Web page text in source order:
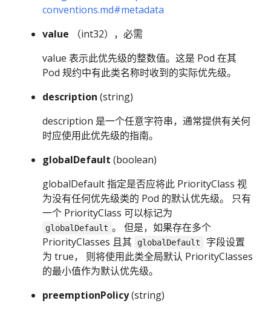
conventions.md#metadata
value （int32），必需
value 表示此优先级的整数值。这是 Pod 在其
Pod 规约中有此类名称时收到的实际优先级。
description (string)
description 是一个任意字符串，通常提供有关何
时应使用此优先级的指南。
globalDefault (boolean)
globalDefault 指定是否应将此 PriorityClass 视
为没有任何优先级类的 Pod 的默认优先级。 只有
一个 PriorityClass 可以标记为
globalDefault 。 但是，如果存在多个
PriorityClasses 且其
globalDefault
字段设置
为 true， 则将使用此类全局默认 PriorityClasses
的最小值作为默认优先级。
preemptionPolicy(string)